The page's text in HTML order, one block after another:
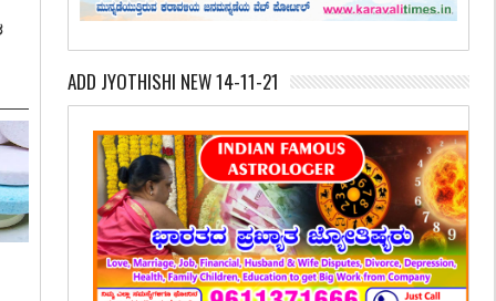
ADD JYOTHISHI NEW 14-11-21